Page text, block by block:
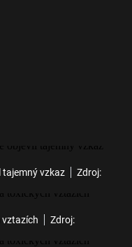
tajemný vzkaz
Zdroj:
vztazích
Zdroj: